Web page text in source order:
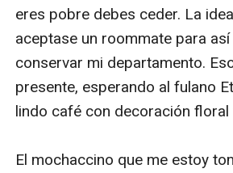
eres pobre debes ceder. La
aceptase un roommate para
conservar mi departamento.
presente, esperando al fulano
lindo café con decoración floral
El mochaccino que me estoy